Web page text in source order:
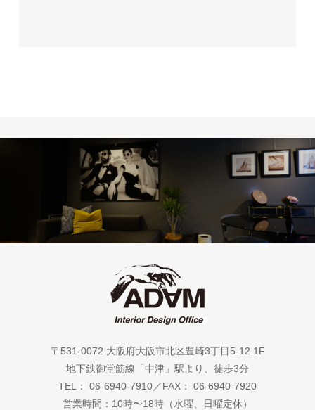
〒531-0072 大阪府大阪市北区豊崎3丁目5-12 1F
地下鉄御堂筋線「中津」駅より、徒歩3分
TEL： 06-6940-7910／FAX： 06-6940-7920
営業時間：10時〜18時（水曜、日曜定休）